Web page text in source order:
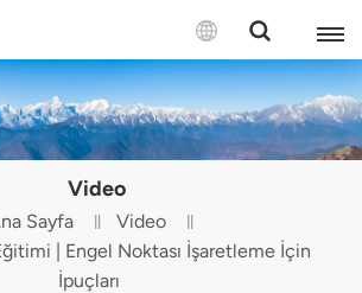
English
Русский
Video
Sayfa
Video
| Engel Noktası İşaretleme İçin
İpuçları